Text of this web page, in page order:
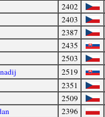
2402
2403
2387
2435
2503
2519
2351
2509
2396